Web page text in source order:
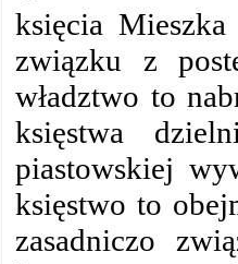
księcia
związku z
władztwo to
księstwa
piastowskiej
księstwo to
zasadniczo